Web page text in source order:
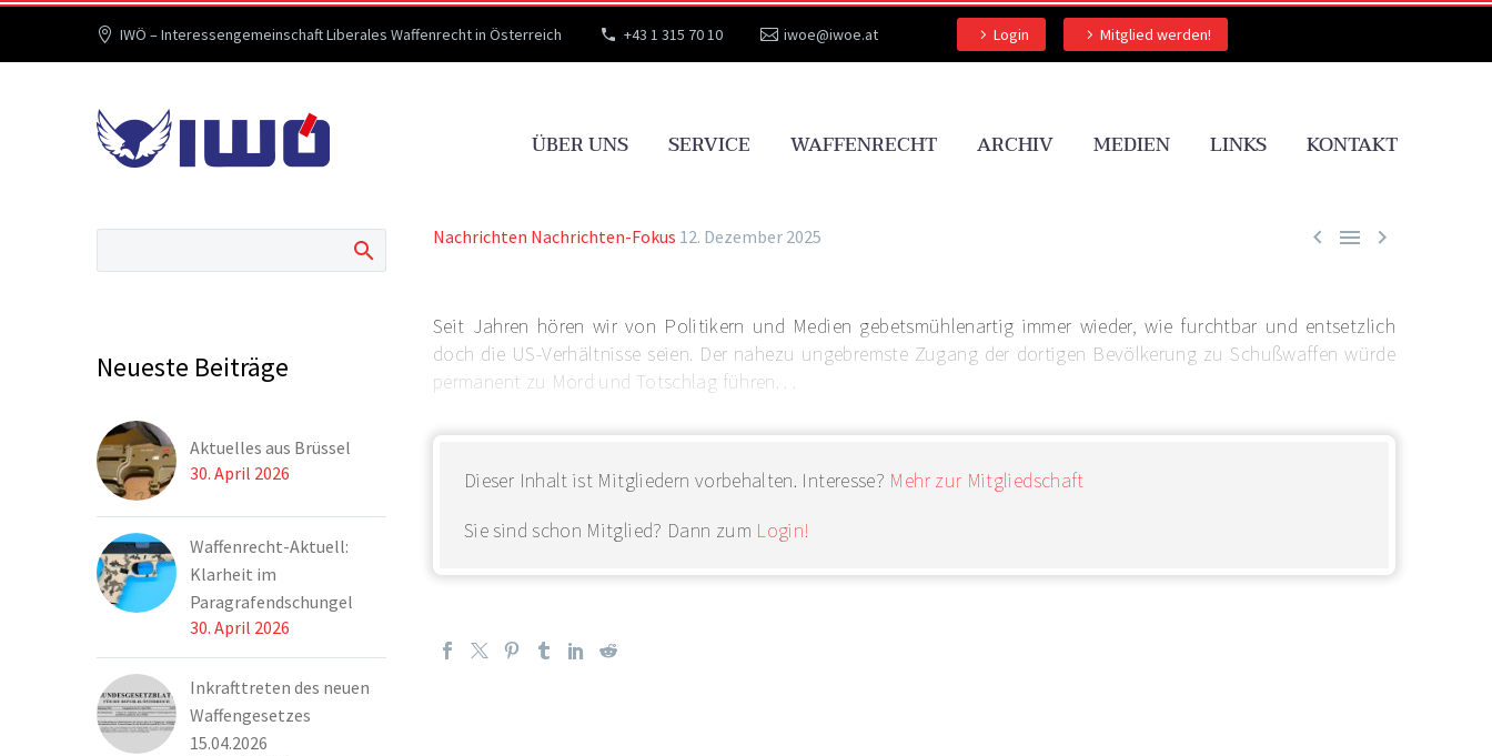
IWÖ – Interessengemeinschaft Liberales Waffenrecht in Österreich +43 1 315 70 10 iwoe@iwoe.at Login Mitglied werden!
ÜBER UNS SERVICE WAFFENRECHT ARCHIV MEDIEN LINKS KONTAKT
  
Nachrichten Nachrichten-Fokus 12. Dezember 2025
Seit Jahren hören wir von Politikern und Medien gebetsmühlenartig immer wieder, wie furchtbar und entsetzlich
doch die US-Verhältnisse seien. Der nahezu ungebremste Zugang der dortigen Bevölkerung zu Schußwaffen würde
permanent zu Mord und Totschlag führen. . .
Dieser Inhalt ist Mitgliedern vorbehalten. Interesse? Mehr zur Mitgliedschaft
Sie sind schon Mitglied? Dann zum Login!
Neueste Beiträge
Aktuelles aus Brüssel
30. April 2026
Waffenrecht-Aktuell:
Klarheit im
Paragrafendschungel
30. April 2026
Inkrafttreten des neuen
Waffengesetzes
15.04.2026